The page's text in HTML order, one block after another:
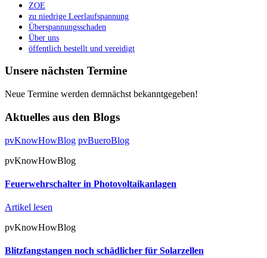
ZOE
zu niedrige Leerlaufspannung
Überspannungsschaden
Über uns
öffentlich bestellt und vereidigt
Unsere nächsten Termine
Neue Termine werden demnächst bekanntgegeben!
Aktuelles aus den Blogs
pvKnowHowBlog pvBueroBlog
pvKnowHowBlog
Feuerwehrschalter in Photovoltaikanlagen
Artikel lesen
pvKnowHowBlog
Blitzfangstangen noch schädlicher für Solarzellen